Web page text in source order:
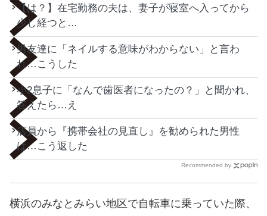
【は？】在宅勤務の夫は、妻子が寝室へ入ってから
少し経つと…
男友達に「ネイルする意味がわからない」と言わ
れ…こうした
小2息子に「なんで歯医者になったの？」と聞かれ、
答えたら…え
店員から『携帯会社の見直し』を勧められた男性
は…こう返した
Recommended by
横浜のみなとみらい地区で自転車に乗っていた際、